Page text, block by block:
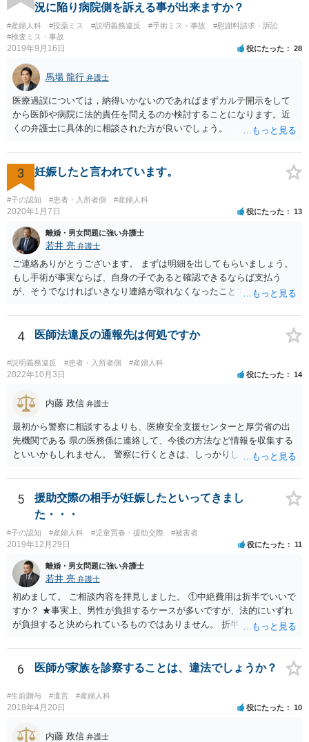
況に陥り病院側を訴える事が出来ますか？
#産婦人科 #投薬ミス #説明義務違反 #手術ミス・事故
#慰謝料請求・訴訟
#検査ミス・事故
2019年9月16日 役にたった 28
馬場 龍行 弁護士
医療過誤については，納得いかないのであればまずカルテ開示をして
から医師や病院に法的責任を問えるのか検討することになります。近
くの弁護士に具体的に相談された方が良いでしょう。
3 妊娠したと言われています。
#子の認知 #患者・入所者側 #産婦人科
2020年1月7日 役にたった 13
離婚・男女問題に強い弁護士
若井 亮 弁護士
ご連絡ありがとうございます。 まずは明細を出してもらいましょう。
もし手術が事実ならば、自身の子であると確認できるならば支払う
が、そうでなければいきなり連絡が取れなくなったことで不信感もあ
してはいかがでしょうか。 代理人となる場合ですが、事務所ごとにま
ちまちです。 弊所の場合、交渉をお受けするとなると20万円くらいが
4 医師法違反の通報先は何処ですか
#説明義務違反 #患者・入所者側 #産婦人科
2022年10月3日 役にたった 14
内藤 政信 弁護士
最初から警察に相談するよりも、医療安全支援センターと厚労省の出
先機関である 県の医務係に連絡して、今後の方法など情報を収集する
といいかもしれません。 警察に行くときは、しっかりした被害届ある
5
援助交際の相手が妊娠したといってきまし
た・・・
#子の認知 #産婦人科 #児童買春・援助交際 #被害者
2019年12月29日 役にたった 11
離婚・男女問題に強い弁護士
若井 亮 弁護士
初めまして。 ご相談内容を拝見しました。 ①中絶費用は折半でいいで
すか？ ★事実上、男性が負担するケースが多いですが、法的にいずれ
が負担すると決められているものではありません。 折半という考え方
否するそぶりもなかったので合意の上となるのか？ ★性行為について
の合意があることは特に問題にならないでしょう ③DNA鑑定をして事
実確認までしたほうがよいのか ★本当に妊娠をしており、こちらの子
であると主張するのであれば、DNA鑑定をするのも一つの選択肢にな
るかと思います ④慰謝料請求されるのか ★慰謝料請求の根拠はないで
け入れていると言えます。 当方行為が不法行為などに該当することは
6 医師が家族を診察することは、違法でしょうか？
#生前贈与 #遺言 #産婦人科
2018年4月20日 役にたった 10
内藤 政信 弁護士